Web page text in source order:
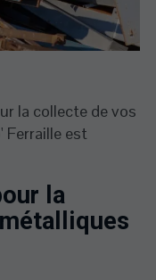
la collecte de vos
Ferraille est
la